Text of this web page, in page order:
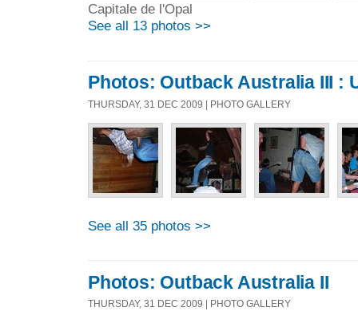
Capitale de l'Opal
See all 13 photos >>
Photos: Outback Australia III :
THURSDAY, 31 DEC 2009 | PHOTO GALLERY
See all 35 photos >>
Photos: Outback Australia II
THURSDAY, 31 DEC 2009 | PHOTO GALLERY